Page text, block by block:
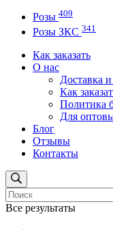
Розы 409
Розы ЗКС 341
Как заказать
О нас
Доставка
Как
Политика
Для
Блог
Отзывы
Контакты
Все результаты